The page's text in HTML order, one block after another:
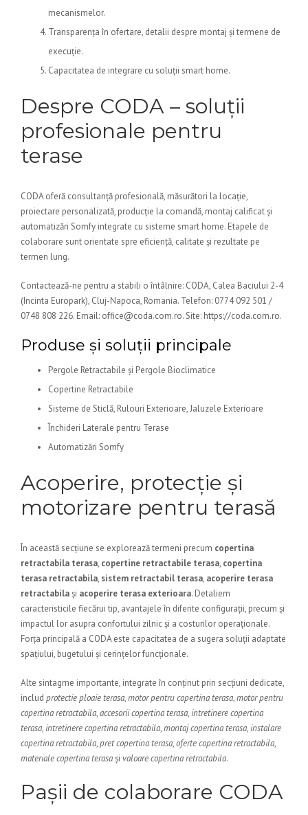
mecanismelor.
Transparența în ofertare, detalii despre montaj și termene de
execuție.
Capacitatea de integrare cu soluții smart home.
Despre CODA – soluții
profesionale pentru
terase
CODA oferă consultanță profesională, măsurători la locație,
proiectare personalizată, producție la comandă, montaj calificat și
automatizări Somfy integrate cu sisteme smart home. Etapele de
colaborare sunt orientate spre eficiență, calitate și rezultate pe
termen lung.
Contactează-ne pentru a stabili o întâlnire: CODA, Calea Baciului 2-4
(Incinta Europark), Cluj-Napoca, Romania. Telefon: 0774 092 501 /
0748 808 226. Email: office@coda.com.ro. Site: https://coda.com.ro.
Produse și soluții principale
Pergole Retractabile și Pergole Bioclimatice
Copertine Retractabile
Sisteme de Sticlă, Rulouri Exterioare, Jaluzele Exterioare
Închideri Laterale pentru Terase
Automatizări Somfy
Acoperire, protecție și
motorizare pentru terasă
În această secțiune se explorează termeni precum copertina
retractabila terasa, copertine retractabile terasa, copertina
terasa retractabila, sistem retractabil terasa, acoperire terasa
retractabilași acoperire terasa exterioara. Detaliem
caracteristicile fiecărui tip, avantajele în diferite configurații, precum și
impactul lor asupra confortului zilnic și a costurilor operaționale.
Forța principală a CODA este capacitatea de a sugera soluții adaptate
spațiului, bugetului și cerințelor funcționale.
Alte sintagme importante, integrate în conținut prin secțiuni dedicate,
includ protectie ploaie terasa,motor pentru copertina terasa,motor pentru
copertina retractabila,accesorii copertina terasa,intretinere copertina
terasa,intretinere copertina retractabila,montaj copertina terasa,instalare
copertina retractabila,pret copertina terasa,oferte copertina retractabila,
materiale copertina terasași valoare copertina retractabila.
Pașii de colaborare CODA